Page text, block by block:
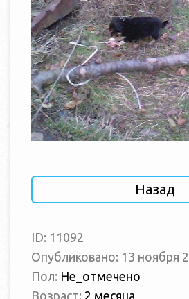
Назад
ID: 11092
Опубликовано: 13 ноября
Пол: Не_отмечено
Возраст: 2 месяца